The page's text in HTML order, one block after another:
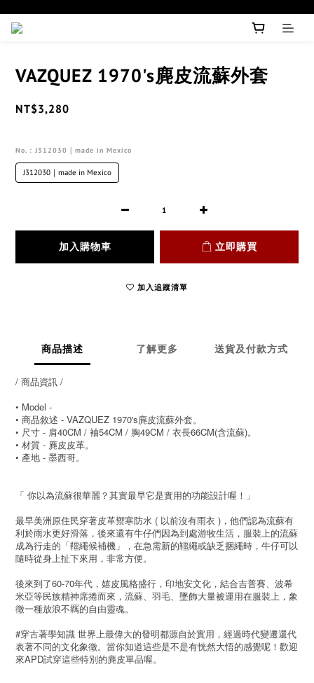
VAZQUEZ 1970's麂皮流蘇外套
NT$3,280
No. : J312030｜made in Mexico
J312030｜made in Mexico
加入購物車 立即購買
加入追蹤清單
商品描述 了解更多 送貨及付款方式
/ 商品資訊 /
• Model -
• 商品敘述 - VAZQUEZ 1970's麂皮流蘇外套。
• 尺寸 - 肩40CM / 袖54CM / 胸49CM / 衣長66CM(含流蘇)。
• 材質 - 麂皮皮革。
• 產地 - 墨西哥。
「 你以為流蘇很華麗？其實最早它是實用的功能設計喔！」
最早美洲原住民穿著皮革禦寒防水 ( 以前沒有雨衣 )，他們認為流蘇有
利於雨水更好滑落，後來還有牛仔們因為到處游牧生活，服裝上的流蘇
成為行走的「韁繩候補機」，在急需新的韁繩或缺乏捆繩時，牛仔可以
隨時從身上扯下來用，非常方便。
後來到了60-70年代，嬉皮風格盛行，印地安文化，結合吉普賽、波希
米亞等民族精神席捲而來，流蘇、羽毛、墜飾大量被運用在服裝上，象
徵一種放浪不羈的自由靈魂。
#穿古著學知識 世界上最偉大的發明都源自於實用，經過時代變遷還代
表著不同的文化象徵。當你知道這些是不是有恍然大悟的感覺呢！歡迎
來APD試穿這些特別的麂皮單品喔。